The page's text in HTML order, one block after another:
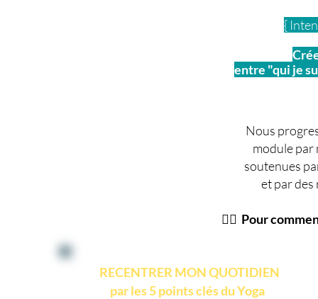
{
entre "qui je
Nous
module par
soutenues
et par
💁‍♀️ Pour
RECENTRER MON QUOTIDIEN
par les 5 points clés du Yoga